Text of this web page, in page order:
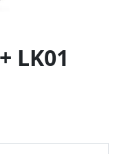
LK01